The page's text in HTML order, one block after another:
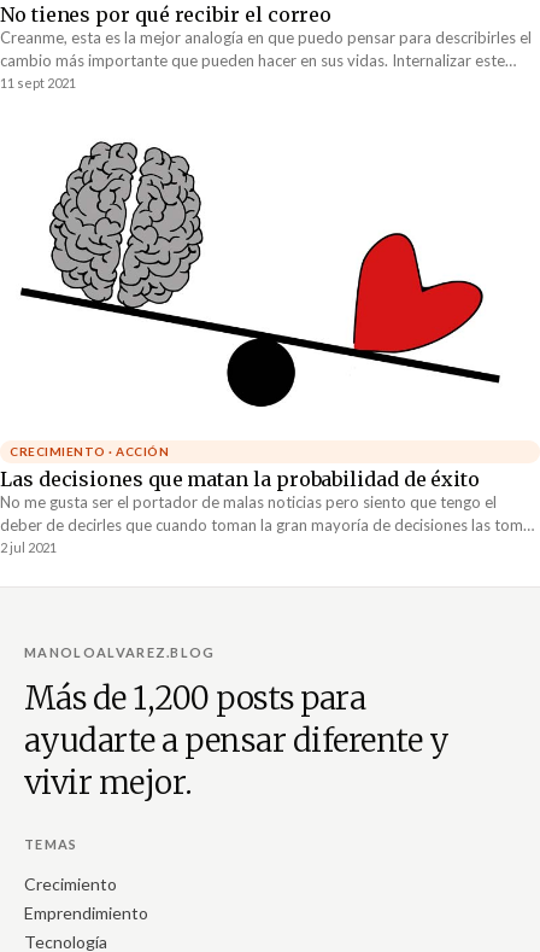
No tienes por qué recibir el correo
Creanme, esta es la mejor analogía en que puedo pensar para describirles el
cambio más importante que pueden hacer en sus vidas. Internalizar este
cambio es lo que los llevará a encontrar la paz que sé que todos están
11 sept 2021
CRECIMIENTO · ACCIÓN
Las decisiones que matan la probabilidad de éxito
No me gusta ser el portador de malas noticias pero siento que tengo el
deber de decirles que cuando toman la gran mayoría de decisiones las toman
para sentirse bien en el momento y no para maximizar sus probabilidades de
2 jul 2021
MANOLOALVAREZ.BLOG
Más de 1,200 posts para
ayudarte a pensar diferente y
vivir mejor.
TEMAS
Crecimiento
Emprendimiento
Tecnología